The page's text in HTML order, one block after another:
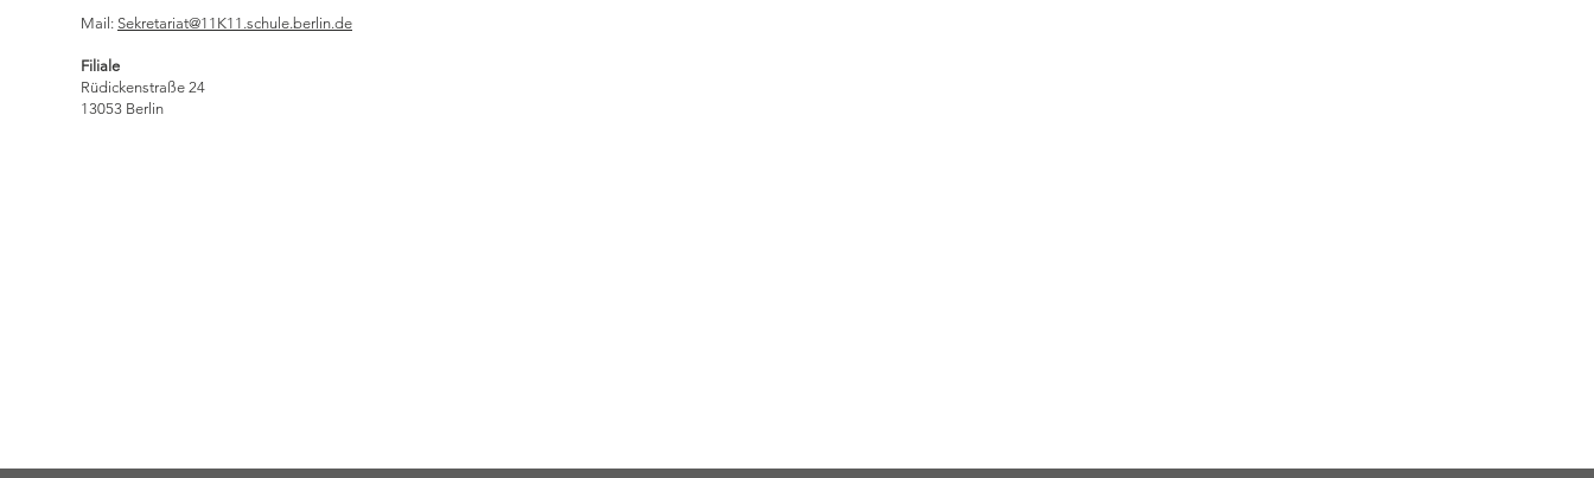
Mail: Sekretariat@11K11.schule.berlin.de
Filiale​
Rüdickenstraße 24
13053 Berlin